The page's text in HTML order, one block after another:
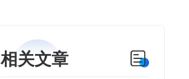
相关文章